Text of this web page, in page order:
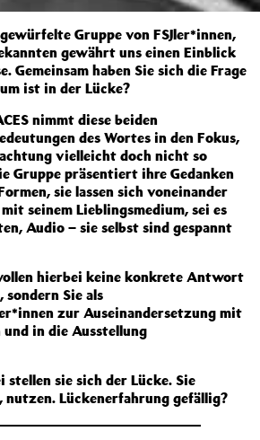
Gruppe von FSJler*innen,
gewährt uns einen Einblick
Gemeinsam haben Sie sich die Frage
ist in der Lücke?
nimmt diese beiden
des Wortes in den Fokus,
vielleicht doch nicht so
Gruppe präsentiert ihre Gedanken
sie lassen sich voneinander
seinem Lieblingsmedium, sei es
Audio – sie selbst sind gespannt
hierbei keine konkrete Antwort
sondern Sie als
zur Auseinandersetzung mit
und in die Ausstellung
sie sich der Lücke. Sie
Lückenerfahrung gefällig?